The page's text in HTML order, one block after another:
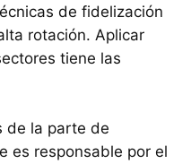
de fidelización
rotación. Aplicar
tiene las
de la parte de
es responsable por el